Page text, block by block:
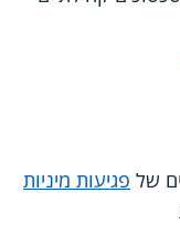
של פגיעות מיניות